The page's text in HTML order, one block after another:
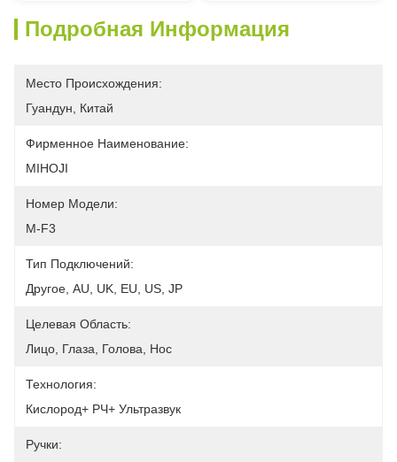
Подробная Информация
Место Происхождения:
Гуандун, Китай
Фирменное Наименование:
MIHOJI
Номер Модели:
M-F3
Тип Подключений:
Другое, AU, UK, EU, US, JP
Целевая Область:
Лицо, Глаза, Голова, Нос
Технология:
Кислород+ РЧ+ Ультразвук
Ручки: